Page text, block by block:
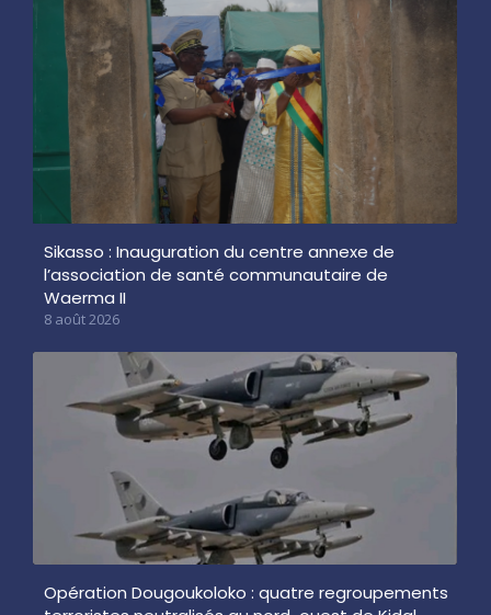
Sikasso : Inauguration du centre annexe de
l’association de santé communautaire de
Waerma II
8 août 2026
Opération Dougoukoloko : quatre regroupements